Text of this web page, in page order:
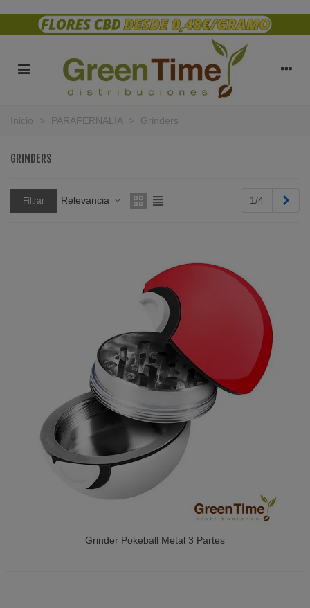
Inicio > PARAFERNALIA > Grinders
GRINDERS
Filtrar Relevancia 1/4
Grinder Pokeball Metal 3 Partes